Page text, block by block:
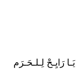
رَايِـحْ لِـلـحَـرَم